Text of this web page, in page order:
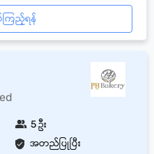
ြည့်ရန်
အတည်ပြုပြီး
5 ဦး